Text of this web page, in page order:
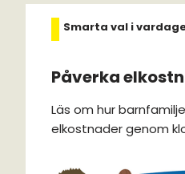
Smarta val i
Påverka
Läs om hur
elkostnader genom